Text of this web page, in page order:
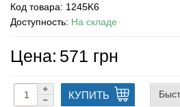
Код товара: 1245K6
Доступность: На складе
Цена: 571 грн
КУПИТЬ